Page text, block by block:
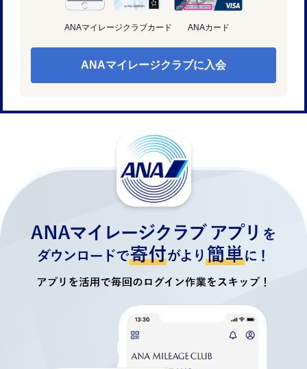
ANAマイレージクラブカード ANAカード
ANAマイレージクラブに入会